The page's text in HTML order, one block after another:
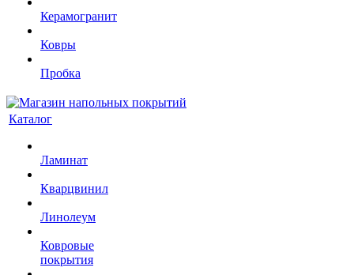
Керамогранит
Ковры
Пробка
Каталог
Ламинат
Кварцвинил
Линолеум
Ковровые
покрытия